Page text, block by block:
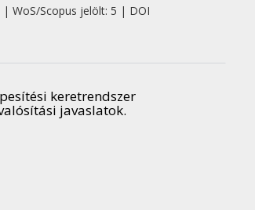
WoS/Scopus jelölt: 5 | DOI
keretrendszer
javaslatok.